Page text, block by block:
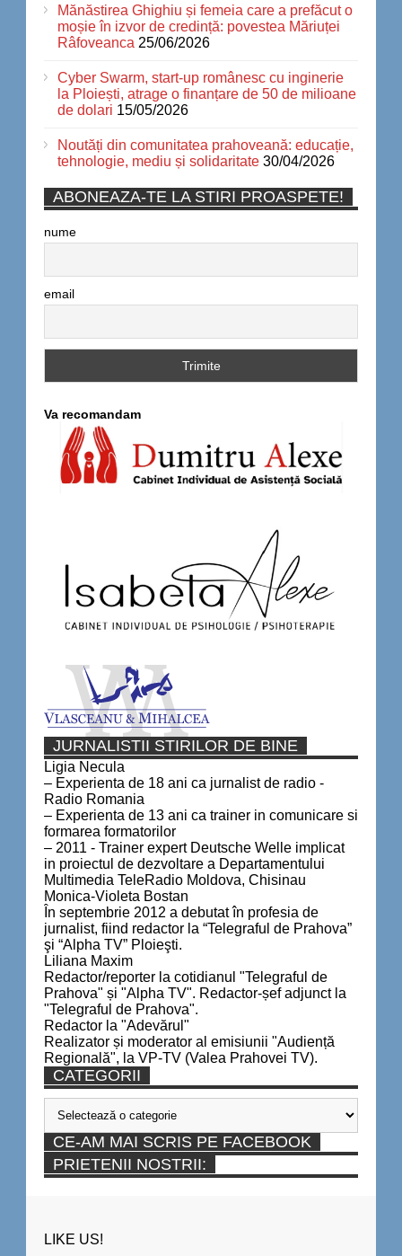
Mănăstirea Ghighiu și femeia care a prefăcut o
moșie în izvor de credință: povestea Măriuței
Râfoveanca 25/06/2026
Cyber Swarm, start-up românesc cu inginerie
la Ploiești, atrage o finanțare de 50 de milioane
de dolari 15/05/2026
Noutăți din comunitatea prahoveană: educație,
tehnologie, mediu și solidaritate 30/04/2026
ABONEAZA-TE LA STIRI PROASPETE!
nume
email
Va recomandam
JURNALISTII STIRILOR DE BINE
Ligia Necula
– Experienta de 18 ani ca jurnalist de radio -
Radio Romania
– Experienta de 13 ani ca trainer in comunicare si
formarea formatorilor
– 2011 - Trainer expert Deutsche Welle implicat
in proiectul de dezvoltare a Departamentului
Multimedia TeleRadio Moldova, Chisinau
Monica-Violeta Bostan
În septembrie 2012 a debutat în profesia de
jurnalist, fiind redactor la “Telegraful de Prahova”
şi “Alpha TV” Ploieşti.
Liliana Maxim
Redactor/reporter la cotidianul "Telegraful de
Prahova" și "Alpha TV". Redactor-șef adjunct la
"Telegraful de Prahova".
Redactor la "Adevărul"
Realizator și moderator al emisiunii "Audiență
Regională", la VP-TV (Valea Prahovei TV).
CATEGORII
Categorii
CE-AM MAI SCRIS PE FACEBOOK
PRIETENII NOSTRII:
LIKE US!